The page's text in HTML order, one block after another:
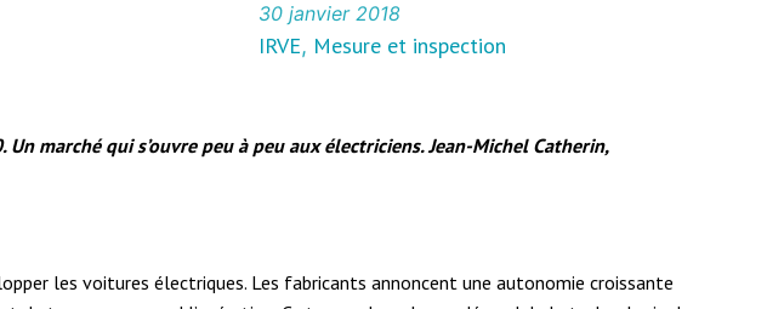
30 janvier 2018
IRVE, Mesure et inspection
marché qui s’ouvre peu à peu aux électriciens. Jean-Michel Catherin,
les voitures électriques. Les fabricants annoncent une autonomie croissante